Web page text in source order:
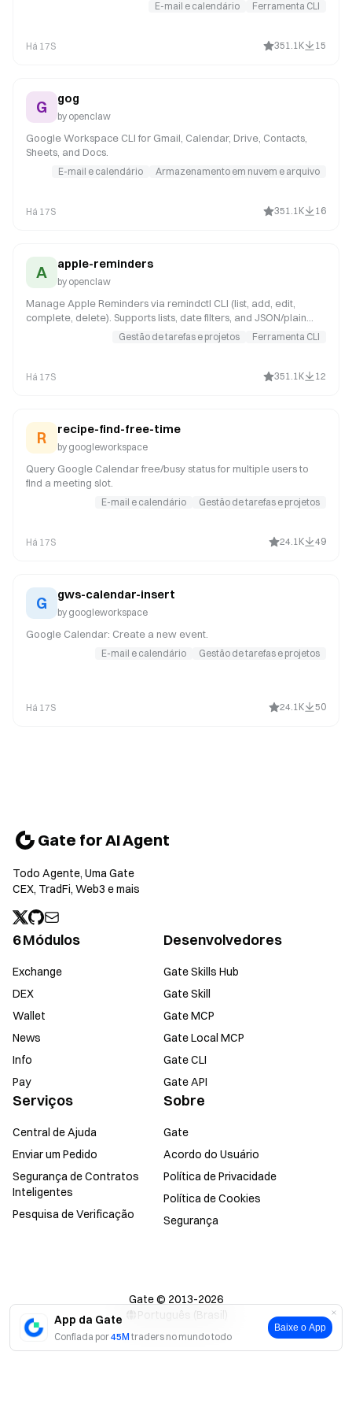
App da Gate
Confiada por45M traders no mundo todo
Baixe o App
E-mail e calendário Ferramenta CLI
Há 17S 351.1K 15
G gog
by openclaw
Google Workspace CLI for Gmail, Calendar, Drive, Contacts,
Sheets, and Docs.
E-mail e calendário Armazenamento em nuvem e arquivo
Há 17S 351.1K 16
A apple-reminders
by openclaw
Manage Apple Reminders via remindctl CLI (list, add, edit,
complete, delete). Supports lists, date filters, and JSON/plain
Gestão de tarefas e projetos Ferramenta CLI
Há 17S 351.1K 12
R recipe-find-free-time
by googleworkspace
Query Google Calendar free/busy status for multiple users to
find a meeting slot.
E-mail e calendário Gestão de tarefas e projetos
Há 17S 24.1K 49
G gws-calendar-insert
by googleworkspace
Google Calendar: Create a new event.
E-mail e calendário Gestão de tarefas e projetos
Há 17S 24.1K 50
Gate for AI Agent
Todo Agente, Uma Gate
CEX, TradFi, Web3 e mais
6 Módulos
Exchange
DEX
Wallet
News
Info
Pay
Desenvolvedores
Gate Skills Hub
Gate Skill
Gate MCP
Gate Local MCP
Gate CLI
Gate API
Serviços
Central de Ajuda
Enviar um Pedido
Segurança de Contratos
Inteligentes
Pesquisa de Verificação
Sobre
Gate
Acordo do Usuário
Política de Privacidade
Política de Cookies
Segurança
Gate © 2013-2026
Português (Brasil)